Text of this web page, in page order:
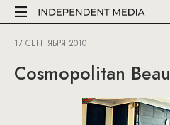
17 СЕНТЯБРЯ 2010
Cosmopolitan